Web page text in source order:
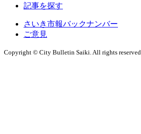
記事を探す
さいき市報バックナンバー
ご意見
Copyright © City Bulletin Saiki. All rights reserved.